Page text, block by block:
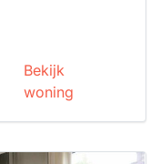
Bekijk
woning